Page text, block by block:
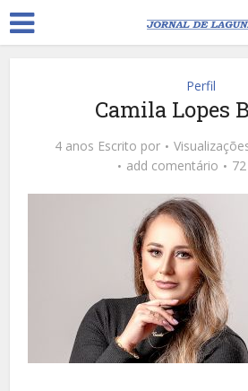
Perfil
Camila Lopes
4 anos Escrito por
add comentário